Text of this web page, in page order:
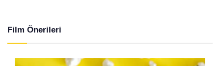
Film Önerileri